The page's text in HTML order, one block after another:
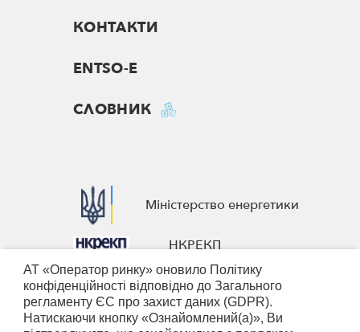
КОНТАКТИ
ENTSO-E
СЛОВНИК
Міністерство енергетики
НКРЕКП
European Business Association
Nominated Electricity Market
АТ «Оператор ринку» оновило Політику
конфіденційності відповідно до Загального
регламенту ЄС про захист даних (GDPR).
Натискаючи кнопку «Ознайомлений(а)», Ви